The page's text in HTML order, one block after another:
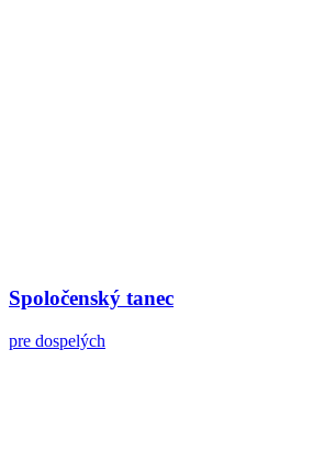
Spoločenský tanec
pre dospelých